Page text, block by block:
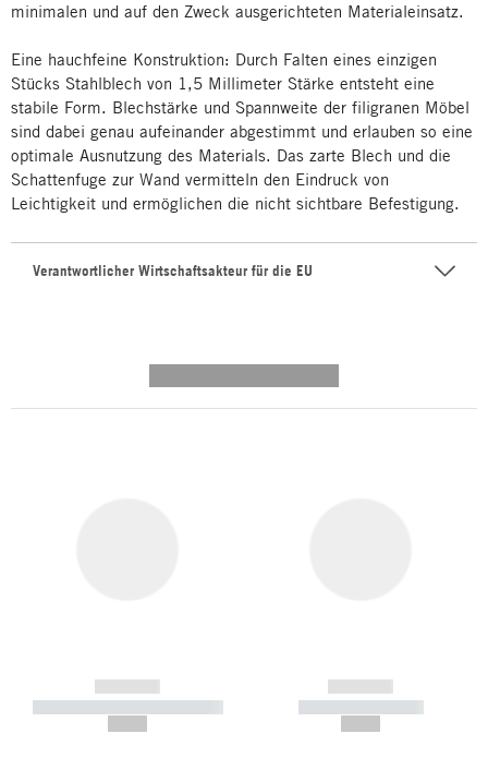
minimalen und auf den Zweck ausgerichteten Materialeinsatz.
Eine hauchfeine Konstruktion: Durch Falten eines einzigen
Stücks Stahlblech von 1,5 Millimeter Stärke entsteht eine
stabile Form. Blechstärke und Spannweite der filigranen Möbel
sind dabei genau aufeinander abgestimmt und erlauben so eine
optimale Ausnutzung des Materials. Das zarte Blech und die
Schattenfuge zur Wand vermitteln den Eindruck von
Leichtigkeit und ermöglichen die nicht sichtbare Befestigung.
Verantwortlicher Wirtschaftsakteur für die EU
------------
----------- ----------- -----------
------------
----------- -----------